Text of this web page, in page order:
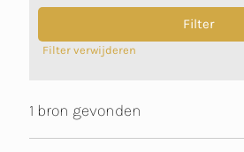
Filter verwijderen
1 bron gevonden